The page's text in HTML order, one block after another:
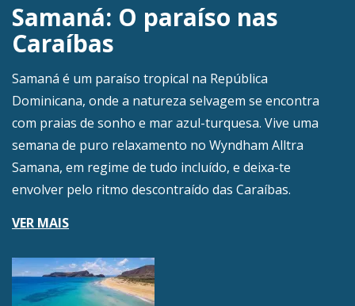
Samaná: O paraíso nas
Caraíbas
Samaná é um paraíso tropical na República
Dominicana, onde a natureza selvagem se encontra
com praias de sonho e mar azul-turquesa. Vive uma
semana de puro relaxamento no Wyndham Alltra
Samana, em regime de tudo incluído, e deixa-te
envolver pelo ritmo descontraído das Caraíbas.
VER MAIS